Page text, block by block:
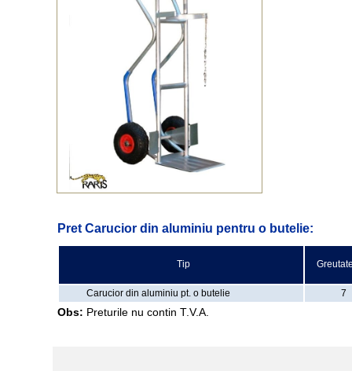
Pret Carucior din aluminiu pentru o butelie:
Tip
Carucior din aluminiu pt. o butelie 7
Obs: Preturile nu contin T.V.A.